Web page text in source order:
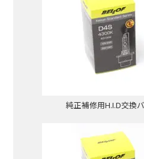
純正補修用H.I.D交換